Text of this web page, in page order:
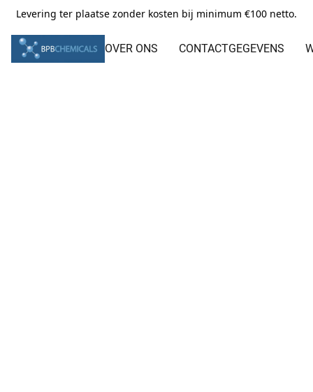
Levering ter plaatse zonder kosten bij minimum €100 netto.
OVER ONS CONTACTGEGEVENS